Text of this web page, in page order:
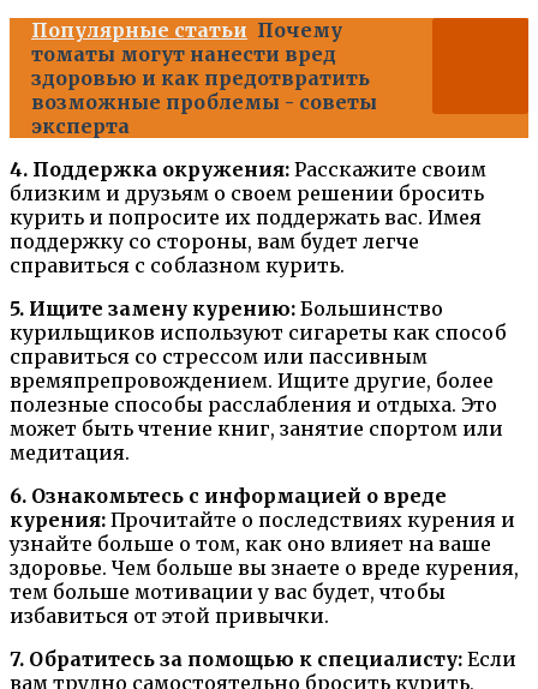
Популярные статьи Почему
томаты могут нанести вред
здоровью и как предотвратить
возможные проблемы - советы
эксперта
4. Поддержка окружения: Расскажите своим
близким и друзьям о своем решении бросить
курить и попросите их поддержать вас. Имея
поддержку со стороны, вам будет легче
справиться с соблазном курить.
5. Ищите замену курению: Большинство
курильщиков используют сигареты как способ
справиться со стрессом или пассивным
времяпрепровождением. Ищите другие, более
полезные способы расслабления и отдыха. Это
может быть чтение книг, занятие спортом или
медитация.
6. Ознакомьтесь с информацией о вреде
курения: Прочитайте о последствиях курения и
узнайте больше о том, как оно влияет на ваше
здоровье. Чем больше вы знаете о вреде курения,
тем больше мотивации у вас будет, чтобы
избавиться от этой привычки.
7. Обратитесь за помощью к специалисту: Если
вам трудно самостоятельно бросить курить,